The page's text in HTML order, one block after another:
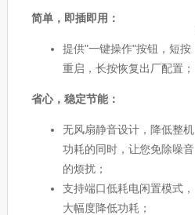
简单，即插即用：
提供"一键操作"按钮，短按
重启，长按恢复出厂配置；
省心，稳定节能：
无风扇静音设计，降低整机
功耗的同时，让您免除噪音
的烦扰；
支持端口低耗电闲置模式，
大幅度降低功耗；